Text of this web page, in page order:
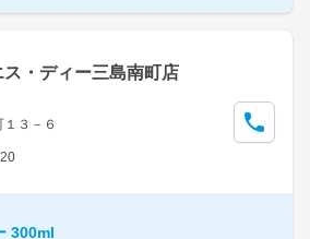
・ディー三島南町店
３－６
300ml